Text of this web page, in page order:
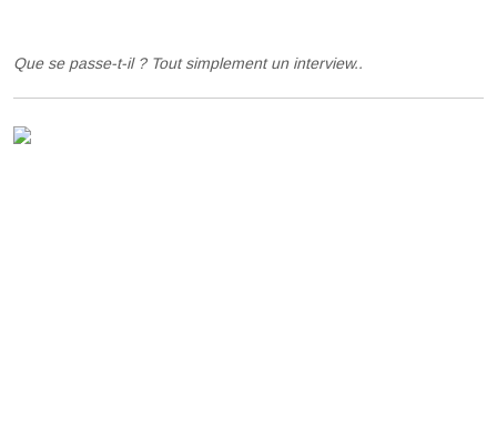
Que se passe-t-il ? Tout simplement un interview..